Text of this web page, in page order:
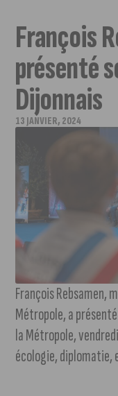
François
présenté
Dijonnais
13 JANVIER, 2024
François Rebsamen,
Métropole, a
la Métropole,
écologie, diplomatie,